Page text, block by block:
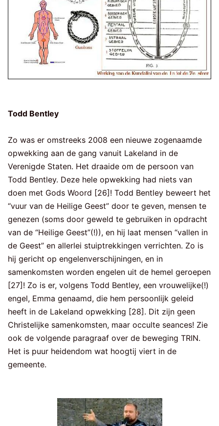
Todd Bentley
Zo was er omstreeks 2008 een nieuwe zogenaamde
opwekking aan de gang vanuit Lakeland in de
Verenigde Staten. Het draaide om de persoon van
Todd Bentley. Deze hele opwekking had niets van
doen met Gods Woord [26]! Todd Bentley beweert het
“vuur van de Heilige Geest” door te geven, mensen te
genezen (soms door geweld te gebruiken in opdracht
van de “Heilige Geest”(!)), en hij laat mensen “vallen in
de Geest” en allerlei stuiptrekkingen verrichten. Zo is
hij gericht op engelenverschijningen, en in
samenkomsten worden engelen uit de hemel geroepen
[27]! Zo is er, volgens Todd Bentley, een vrouwelijke(!)
engel, Emma genaamd, die hem persoonlijk geleid
heeft in de Lakeland opwekking [28]. Dit zijn geen
Christelijke samenkomsten, maar occulte seances! Zie
ook de volgende paragraaf over de beweging TRIN.
Het is puur heidendom wat hoogtij viert in de
gemeente.